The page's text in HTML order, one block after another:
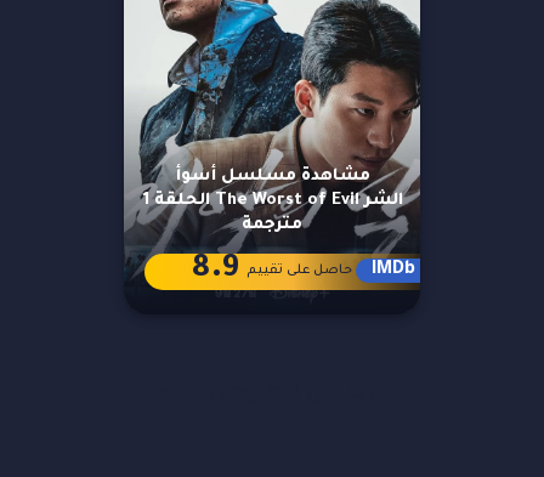
مشاهدة مسلسل أسوأ
الشر The Worst of Evil الحلقة 1
مترجمة
IMDb حاصل على تقييم 8.9